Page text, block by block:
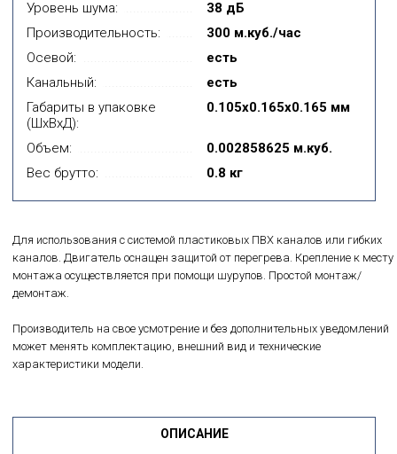
Уровень шума:
38 дБ
Производительность:
300 м.куб./час
Осевой:
есть
Канальный:
есть
Габариты в упаковке
(ШхВхД):
0.105x0.165x0.165 мм
Объем:
0.002858625 м.куб.
Вес брутто:
0.8 кг
Для использования с системой пластиковых ПВХ каналов или гибких
каналов. Двигатель оснащен защитой от перегрева. Крепление к месту
монтажа осуществляется при помощи шурупов. Простой монтаж/
демонтаж.
Производитель на свое усмотрение и без дополнительных уведомлений
может менять комплектацию, внешний вид и технические
характеристики модели.
ОПИСАНИЕ